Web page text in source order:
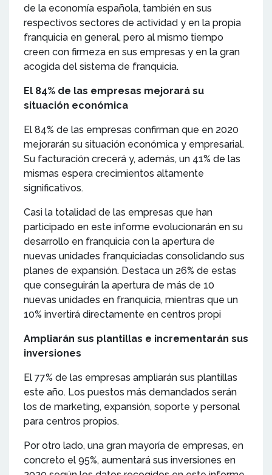
de la economía española, también en sus
respectivos sectores de actividad y en la propia
franquicia en general, pero al mismo tiempo
creen con firmeza en sus empresas y en la gran
acogida del sistema de franquicia.
El 84% de las empresas mejorará su
situación económica
El 84% de las empresas confirman que en 2020
mejorarán su situación económica y empresarial.
Su facturación crecerá y, además, un 41% de las
mismas espera crecimientos altamente
significativos.
Casi la totalidad de las empresas que han
participado en este informe evolucionarán en su
desarrollo en franquicia con la apertura de
nuevas unidades franquiciadas consolidando sus
planes de expansión. Destaca un 26% de estas
que conseguirán la apertura de más de 10
nuevas unidades en franquicia, mientras que un
10% invertirá directamente en centros propi
Ampliarán sus plantillas e incrementarán sus
inversiones
El 77% de las empresas ampliarán sus plantillas
este año. Los puestos más demandados serán
los de marketing, expansión, soporte y personal
para centros propios.
Por otro lado, una gran mayoría de empresas, en
concreto el 95%, aumentará sus inversiones en